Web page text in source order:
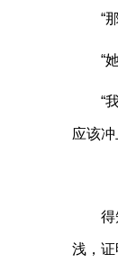
“
“
“
应该
浅，证